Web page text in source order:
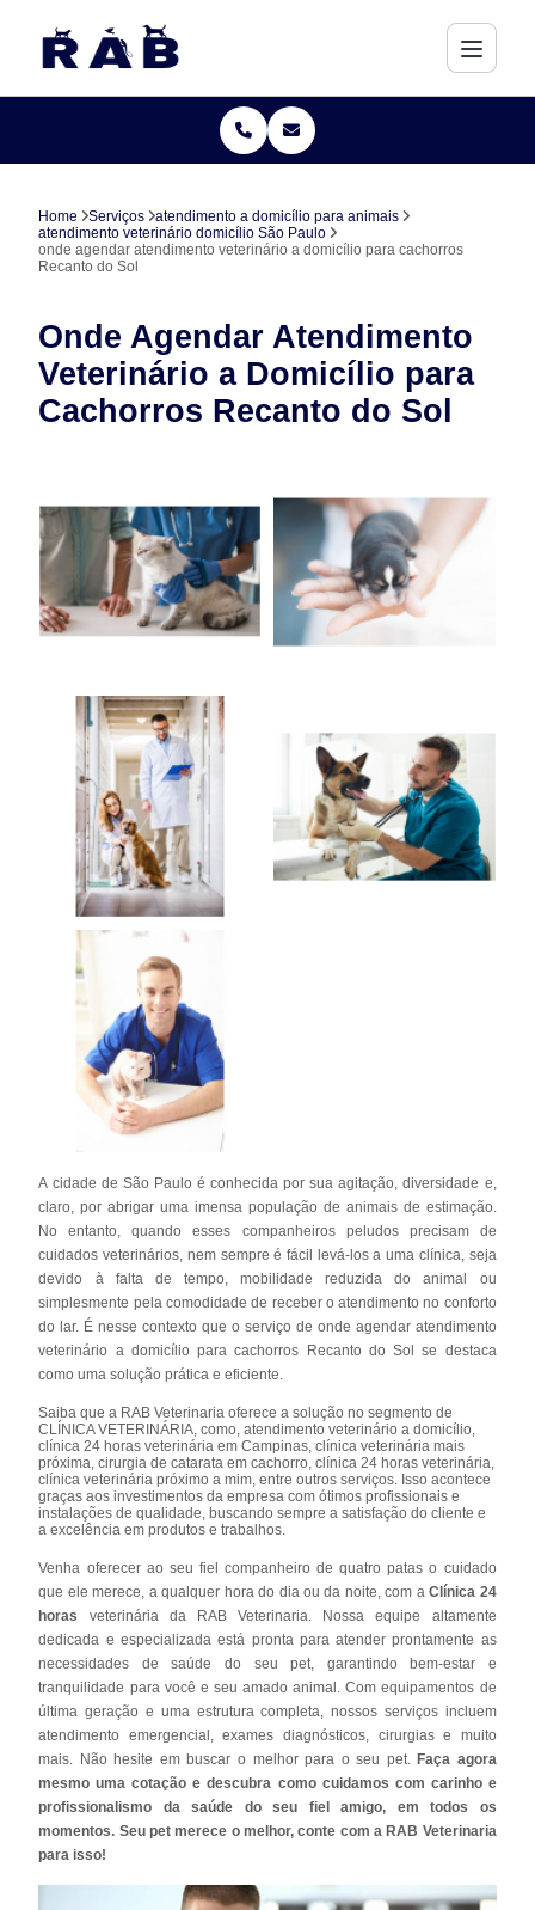
Home Serviços
atendimento a domicílio para animais
atendimento veterinário domicílio São Paulo
onde agendar atendimento veterinário a domicílio para cachorros
Recanto do Sol
Onde Agendar Atendimento
Veterinário a Domicílio para
Cachorros Recanto do Sol
A cidade de São Paulo é conhecida por sua agitação, diversidade e,
claro, por abrigar uma imensa população de animais de estimação.
No entanto, quando esses companheiros peludos precisam de
cuidados veterinários, nem sempre é fácil levá-los a uma clínica, seja
devido à falta de tempo, mobilidade reduzida do animal ou
simplesmente pela comodidade de receber o atendimento no conforto
do lar. É nesse contexto que o serviço de onde agendar atendimento
veterinário a domicílio para cachorros Recanto do Sol se destaca
como uma solução prática e eficiente.
Saiba que a RAB Veterinaria oferece a solução no segmento de
CLÍNICA VETERINÁRIA, como, atendimento veterinário a domicílio,
clínica 24 horas veterinária em Campinas, clínica veterinária mais
próxima, cirurgia de catarata em cachorro, clínica 24 horas veterinária,
clínica veterinária próximo a mim, entre outros serviços. Isso acontece
graças aos investimentos da empresa com ótimos profissionais e
instalações de qualidade, buscando sempre a satisfação do cliente e
a excelência em produtos e trabalhos.
Venha oferecer ao seu fiel companheiro de quatro patas o cuidado
que ele merece, a qualquer hora do dia ou da noite, com aClínica 24
horas
veterinária da RAB Veterinaria. Nossa equipe altamente
dedicada e especializada está pronta para atender prontamente as
necessidades de saúde do seu pet, garantindo bem-estar e
tranquilidade para você e seu amado animal. Com equipamentos de
última geração e uma estrutura completa, nossos serviços incluem
atendimento emergencial, exames diagnósticos, cirurgias e muito
mais. Não hesite em buscar o melhor para o seu pet.Faça agora
mesmo uma cotação e descubra como cuidamos com carinho e
profissionalismo da saúde do seu fiel amigo, em todos os
momentos. Seu pet merece o melhor, conte com a RAB Veterinaria
para isso!